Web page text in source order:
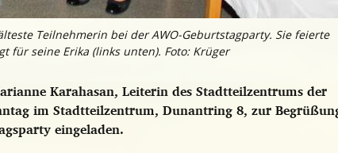
Teilnehmerin bei der AWO-Geburtstagparty. Sie feierte
für seine Erika (links unten). Foto: Krüger
Karahasan, Leiterin des Stadtteilzentrums der
im Stadtteilzentrum, Dunantring 8, zur
eingeladen.